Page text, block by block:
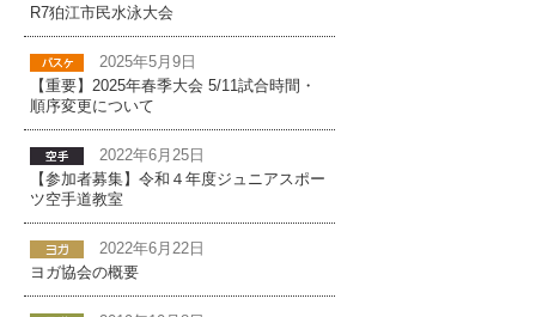
R7狛江市民水泳大会
2025年5月9日
【重要】2025年春季大会 5/11試合時間・
順序変更について
2022年6月25日
【参加者募集】令和４年度ジュニアスポー
ツ空手道教室
2022年6月22日
ヨガ協会の概要